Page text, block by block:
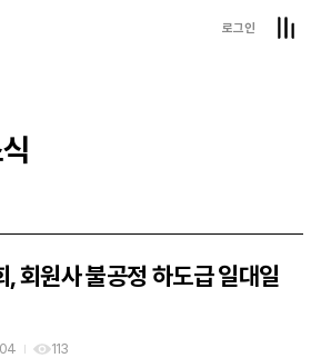
로그인
, 회원사 불공정 하도급 일대일
113